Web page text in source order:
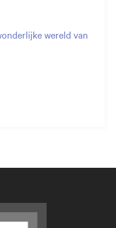
wereld van